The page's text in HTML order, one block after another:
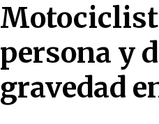
persona y
gravedad